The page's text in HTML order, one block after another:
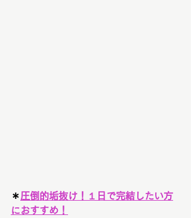
＊圧倒的垢抜け！１日で完結したい方
におすすめ！